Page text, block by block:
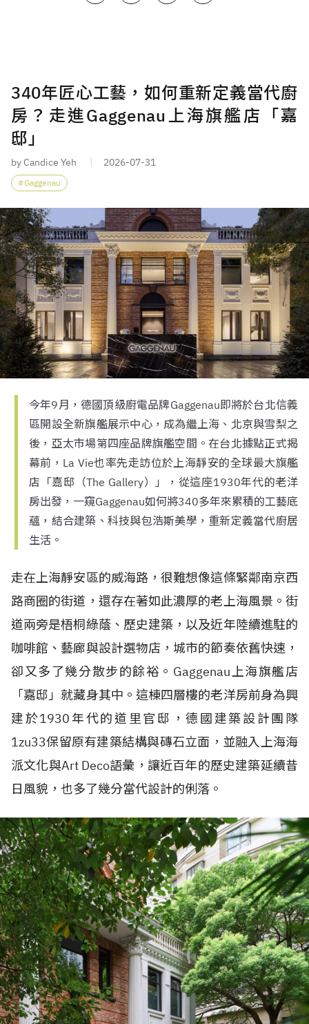
340年匠心工藝，如何重新定義當代廚
房？走進Gaggenau上海旗艦店「嘉
邸」
by Candice Yeh 2026-07-31
Gaggenau
今年9月，德國頂級廚電品牌Gaggenau即將於台北信義
區開設全新旗艦展示中心，成為繼上海、北京與雪梨之
後，亞太市場第四座品牌旗艦空間。在台北據點正式揭
幕前，La Vie也率先走訪位於上海靜安的全球最大旗艦
店「嘉邸（The Gallery）」，從這座1930年代的老洋
房出發，一窺Gaggenau如何將340多年來累積的工藝底
蘊，結合建築、科技與包浩斯美學，重新定義當代廚居
生活。
走在上海靜安區的威海路，很難想像這條緊鄰南京西
路商圈的街道，還存在著如此濃厚的老上海風景。街
道兩旁是梧桐綠蔭、歷史建築，以及近年陸續進駐的
咖啡館、藝廊與設計選物店，城市的節奏依舊快速，
卻又多了幾分散步的餘裕。Gaggenau上海旗艦店
「嘉邸」就藏身其中。這棟四層樓的老洋房前身為興
建於1930年代的道里官邸，德國建築設計團隊
1zu33保留原有建築結構與磚石立面，並融入上海海
派文化與Art Deco語彙，讓近百年的歷史建築延續昔
日風貌，也多了幾分當代設計的俐落。